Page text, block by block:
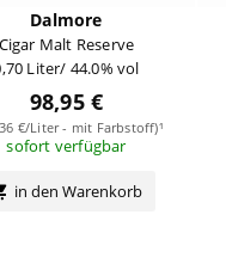
Dalmore
Cigar Malt Reserve
Liter/ 44.0% vol
98,95 €
€/Liter - mit Farbstoff)¹
sofort verfügbar
in den Warenkorb